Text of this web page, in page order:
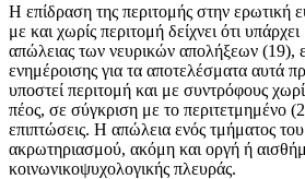
Η επίδραση της περιτομής στην ερωτική
με και χωρίς περιτομή δείχνει ότι
απώλειας των νευ­ρικών απολήξεων (19),
ενημέροισης για τα αποτελέσματα αυτά
υποστεί περιτομή και με συντρόφους
πέος, σε σύγκριση με το περιτετμημένο
επιπτώσεις. Η απώλεια ενός τμή­ματος
ακρωτηριασμού, ακόμη και οργή ή
κοινωνικοψυχολογικής πλευράς.